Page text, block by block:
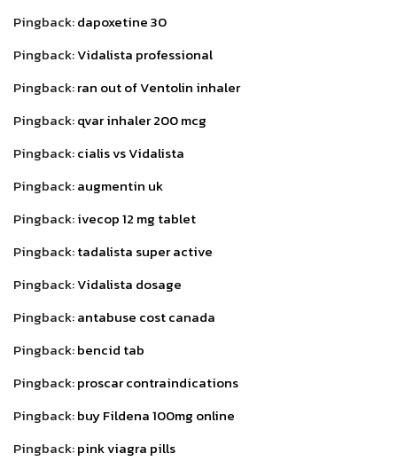
Pingback:dapoxetine 30
Pingback:Vidalista professional
Pingback:ran out of Ventolin inhaler
Pingback:qvar inhaler 200 mcg
Pingback:cialis vs Vidalista
Pingback:augmentin uk
Pingback:ivecop 12 mg tablet
Pingback:tadalista super active
Pingback:Vidalista dosage
Pingback:antabuse cost canada
Pingback:bencid tab
Pingback:proscar contraindications
Pingback:buy Fildena 100mg online
Pingback:pink viagra pills